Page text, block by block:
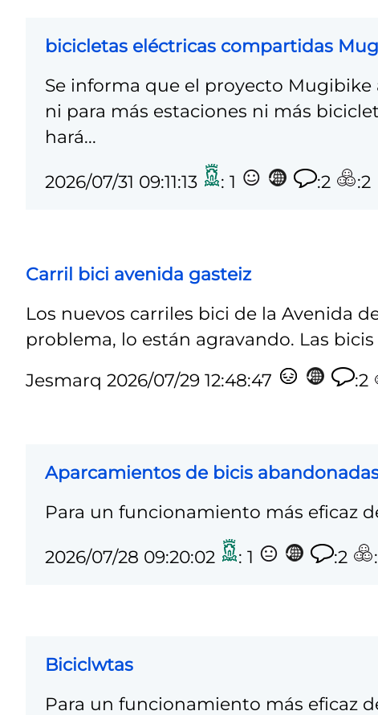
bicicletas eléctricas compartidas
Se informa que el proyecto
ni para más estaciones ni más
hará...
2026/07/31 09:11:13 : 1 :2 :2
Carril bici avenida gasteiz
Los nuevos carriles bici de la Avenida
problema, lo están agravando. Las
Jesmarq 2026/07/29 12:48:47 :2
Aparcamientos de bicis
Para un funcionamiento más eficaz
2026/07/28 09:20:02 : 1 :2
Biciclwtas
Para un funcionamiento más eficaz